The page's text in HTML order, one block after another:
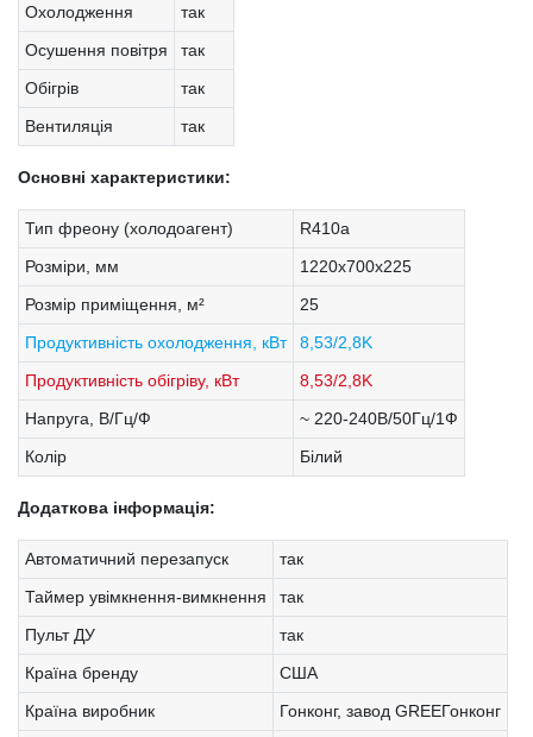
Охолодження
так
Осушення повітря
так
Обігрів
так
Вентиляція
так
Основні характеристики:
Тип фреону (холодоагент)
R410a
Розміри, мм
1220х700х225
Розмір приміщення, м²
25
Продуктивність охолодження, кВт
8,53/2,8K
Продуктивність обігріву, кВт
8,53/2,8K
Напруга, В/Гц/Ф
~ 220-240В/50Гц/1Ф
Колір
Білий
Додаткова інформація:
Автоматичний перезапуск
так
Таймер увімкнення-вимкнення
так
Пульт ДУ
так
Країна бренду
США
Країна виробник
Гонконг, завод GREEГонконг